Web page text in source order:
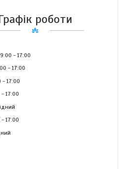
роботи
17:00
17:00
17:00
17:00
17:00